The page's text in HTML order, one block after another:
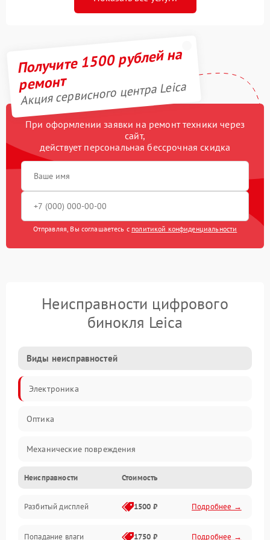
Получите 1500 рублей на
ремонт
Акция сервисного центра Leica
При оформлении заявки на ремонт техники через
сайт,
действует персональная бессрочная скидка
Отправляя, Вы соглашаетесь с политикой конфиденциальности
Неисправности цифрового
бинокля Leica
Виды неисправностей
Электроника
Оптика
Механические повреждения
Видео
Механика
Неисправности Стоимость
Разбитый дисплей 1500 ₽ Подробнее →
Попадание влаги 1750 ₽ Подробнее →